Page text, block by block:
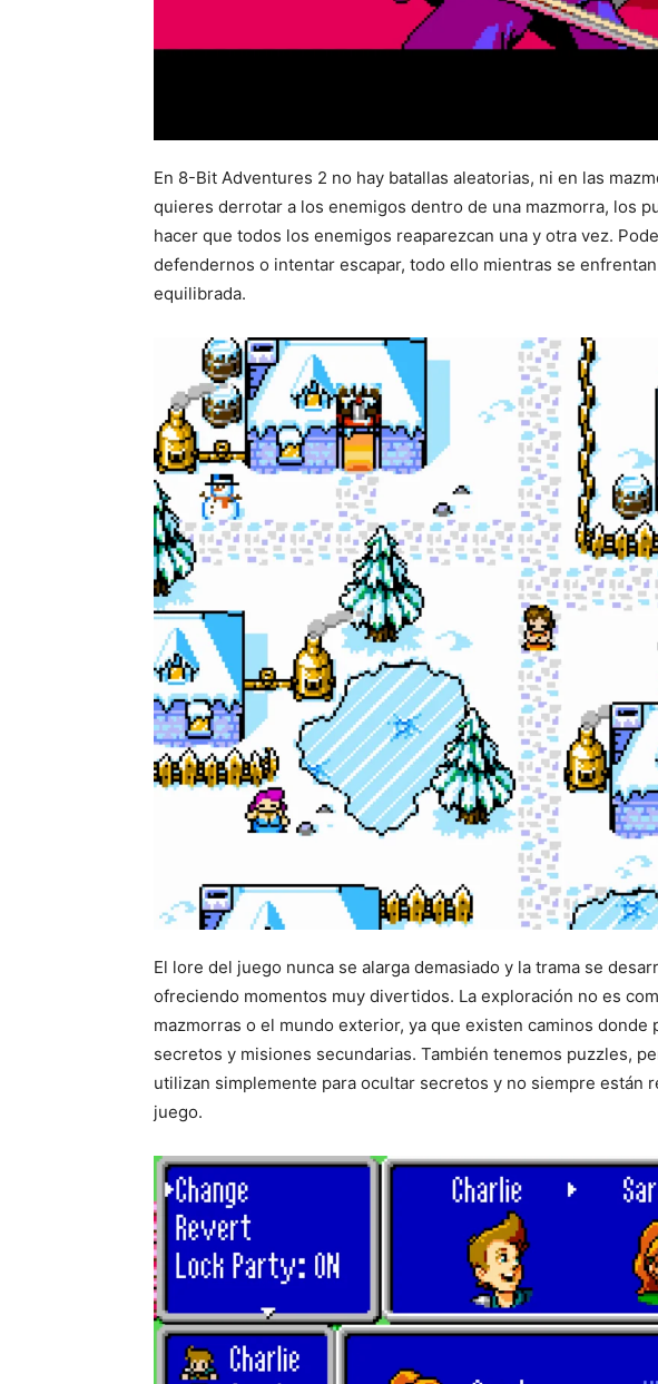
En 8-Bit Adventures 2 no hay batallas aleatorias, ni en las
quieres derrotar a los enemigos dentro de una mazmorra, los
hacer que todos los enemigos reaparezcan una y otra vez.
defendernos o intentar escapar, todo ello mientras se
equilibrada.
El lore del juego nunca se alarga demasiado y la trama se
ofreciendo momentos muy divertidos. La exploración no es
mazmorras o el mundo exterior, ya que existen caminos
secretos y misiones secundarias. También tenemos puzzles,
utilizan simplemente para ocultar secretos y no siempre están
juego.